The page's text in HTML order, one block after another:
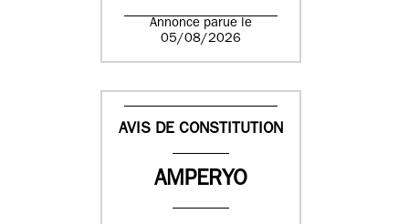
Annonce parue le
05/08/2026
AVIS DE CONSTITUTION
AMPERYO